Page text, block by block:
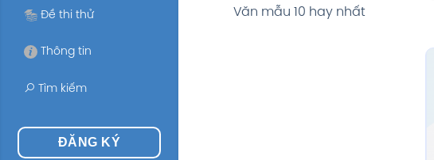
Đề thi thử
Thông tin
Tìm kiếm
ĐĂNG KÝ
Văn mẫu 10 hay nhất